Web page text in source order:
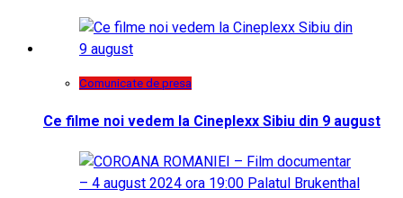
Comunicate de presa
Ce filme noi vedem la Cineplexx Sibiu din 9 august